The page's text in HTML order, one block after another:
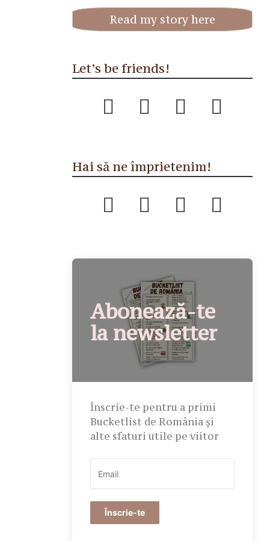
Read my story here
Let’s be friends!
Hai să ne împrietenim!
Abonează-te
la newsletter
Înscrie-te pentru a primi
Bucketlist de România și
alte sfaturi utile pe viitor
Înscrie-te